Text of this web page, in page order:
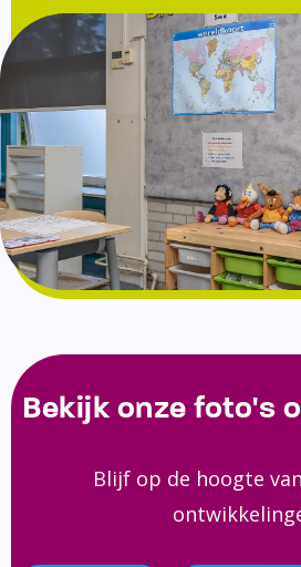
Bekijk onze foto's
Blijf op de hoogte